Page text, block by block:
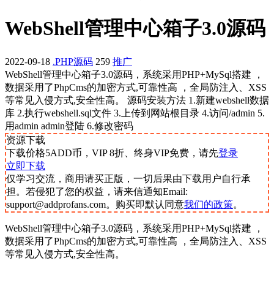
WebShell管理中心箱子3.0源码
2022-09-18 .PHP源码 259 推广
WebShell管理中心箱子3.0源码，系统采用PHP+MySql搭建 ，
数据采用了PhpCms的加密方式,可靠性高 ，全局防注入、XSS
等常见入侵方式,安全性高。 源码安装方法 1.新建webshell数据
库 2.执行webshell.sql文件 3.上传到网站根目录 4.访问/admin 5.
用admin admin登陆 6.修改密码
资源下载
下载价格5ADD币，VIP 8折、终身VIP免费，请先登录
立即下载
仅学习交流，商用请买正版，一切后果由下载用户自行承
担。若侵犯了您的权益，请来信通知Email:
support@addprofans.com。购买即默认同意我们的政策。
WebShell管理中心箱子3.0源码，系统采用PHP+MySql搭建 ，
数据采用了PhpCms的加密方式,可靠性高 ，全局防注入、XSS
等常见入侵方式,安全性高。